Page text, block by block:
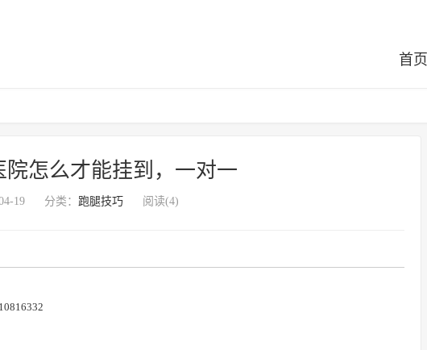
首页
院怎么才能挂到，一对一
19 分类： 跑腿技巧 阅读(4)